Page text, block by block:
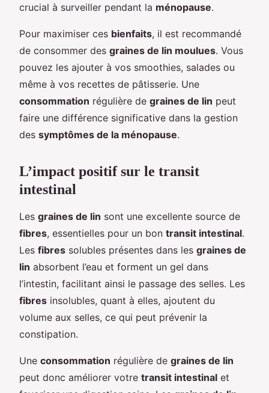
crucial à surveiller pendant la ménopause.
Pour maximiser ces bienfaits, il est recommandé
de consommer des graines de lin moulues. Vous
pouvez les ajouter à vos smoothies, salades ou
même à vos recettes de pâtisserie. Une
consommation régulière de graines de lin peut
faire une différence significative dans la gestion
des symptômes de la ménopause.
L’impact positif sur le transit
intestinal
Les graines de lin sont une excellente source de
fibres, essentielles pour un bon transit intestinal.
Les fibres solubles présentes dans les graines de
lin absorbent l’eau et forment un gel dans
l’intestin, facilitant ainsi le passage des selles. Les
fibres insolubles, quant à elles, ajoutent du
volume aux selles, ce qui peut prévenir la
constipation.
Une consommation régulière de graines de lin
peut donc améliorer votre transit intestinal et